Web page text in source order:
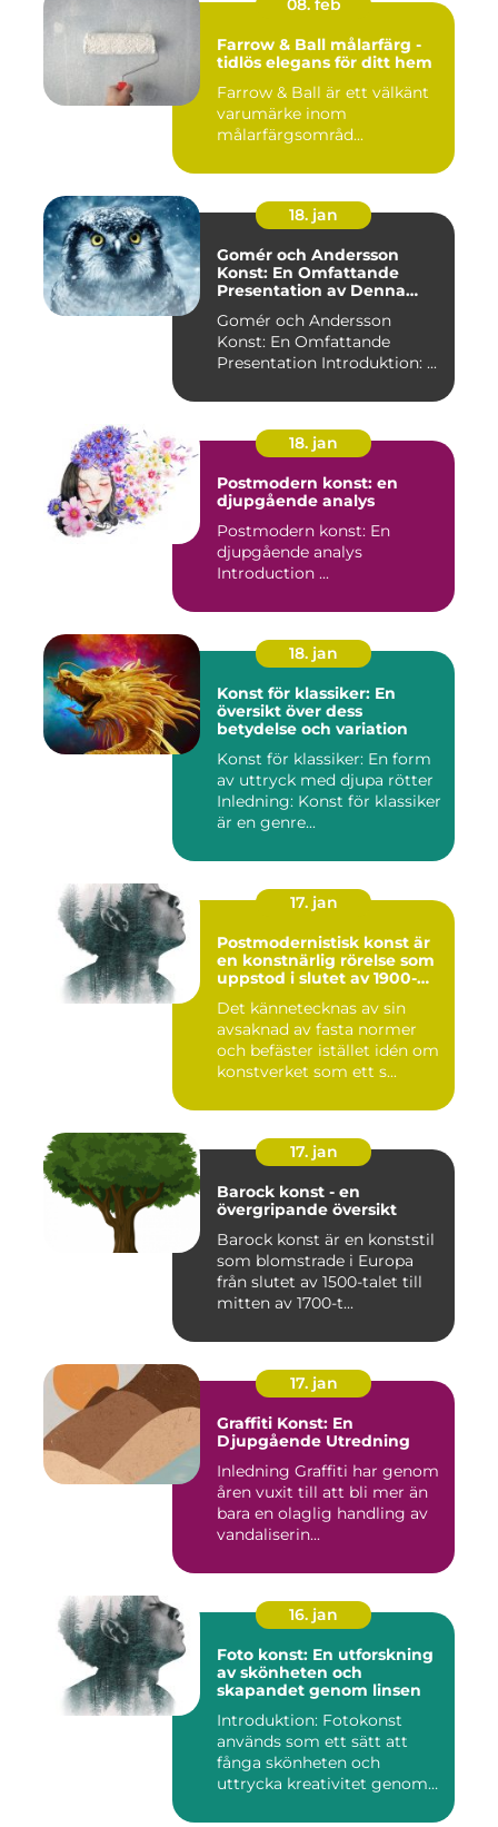
08. feb
Farrow & Ball målarfärg -
tidlös elegans för ditt hem
Farrow & Ball är ett välkänt
varumärke inom
målarfärgsområd...
18. jan
Gomér och Andersson
Konst: En Omfattande
Presentation av Denna
Gomér och Andersson
Konst: En Omfattande
Presentation Introduktion: ...
18. jan
Postmodern konst: en
djupgående analys
Postmodern konst: En
djupgående analys
Introduction ...
18. jan
Konst för klassiker: En
översikt över dess
betydelse och variation
Konst för klassiker: En form
av uttryck med djupa rötter
Inledning: Konst för klassiker
är en genre...
17. jan
Postmodernistisk konst är
en konstnärlig rörelse som
uppstod i slutet av 1900-
mot modernismens
stränga regler och linjära
framsteg
Det kännetecknas av sin
avsaknad av fasta normer
och befäster istället idén om
konstverket som ett s...
17. jan
Barock konst - en
övergripande översikt
Barock konst är en konststil
som blomstrade i Europa
från slutet av 1500-talet till
mitten av 1700-t...
17. jan
Graffiti Konst: En
Djupgående Utredning
Inledning Graffiti har genom
åren vuxit till att bli mer än
bara en olaglig handling av
vandaliserin...
16. jan
Foto konst: En utforskning
av skönheten och
skapandet genom linsen
Introduktion: Fotokonst
används som ett sätt att
fånga skönheten och
uttrycka kreativitet genom